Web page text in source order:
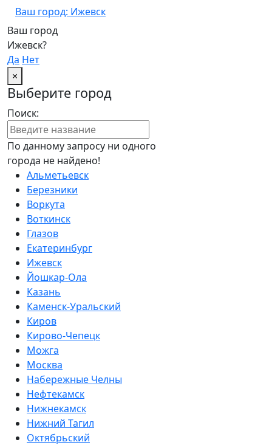
Ваш город: Ижевск
Ваш город
Ижевск?
Да Нет
×
Выберите город
Поиск:
По данному запросу ни одного
города не найдено!
Альметьевск
Березники
Воркута
Воткинск
Глазов
Екатеринбург
Ижевск
Йошкар-Ола
Казань
Каменск-Уральский
Киров
Кирово-Чепецк
Можга
Москва
Набережные Челны
Нефтекамск
Нижнекамск
Нижний Тагил
Октябрьский